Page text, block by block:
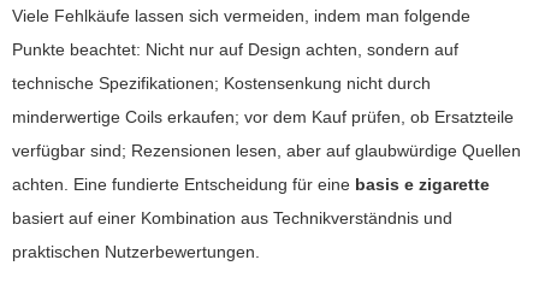
Viele Fehlkäufe lassen sich vermeiden, indem man folgende
Punkte beachtet: Nicht nur auf Design achten, sondern auf
technische Spezifikationen; Kostensenkung nicht durch
minderwertige Coils erkaufen; vor dem Kauf prüfen, ob Ersatzteile
verfügbar sind; Rezensionen lesen, aber auf glaubwürdige Quellen
achten. Eine fundierte Entscheidung für eine basis e zigarette
basiert auf einer Kombination aus Technikverständnis und
praktischen Nutzerbewertungen.